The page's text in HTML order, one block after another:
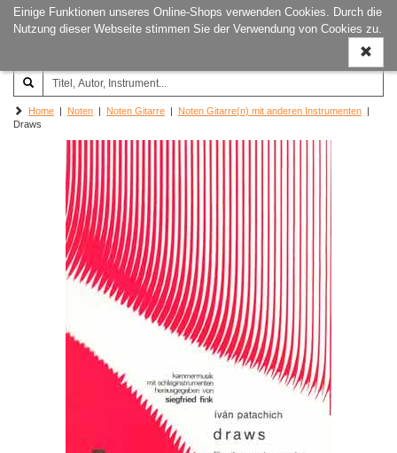
Einige Funktionen unseres Online-Shops verwenden Cookies. Durch die
Nutzung dieser Webseite stimmen Sie der Verwendung von Cookies zu.
ein-/
Joachim‐Trekel‐Musikverlag,
Hamburg
Home | Noten | Noten Gitarre | Noten Gitarre(n) mit anderen Instrumenten |
Draws